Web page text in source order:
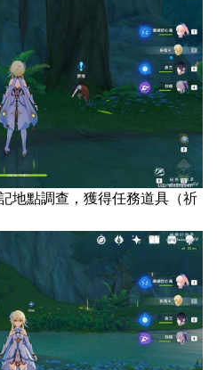
地點調查，獲得任務道具（祈